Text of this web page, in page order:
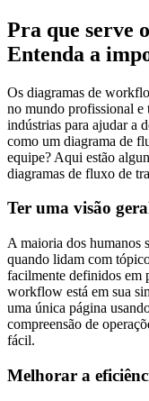
Pra que serve
Entenda a
Os diagramas de
no mundo profissional e
indústrias para ajudar a
como um diagrama de
equipe? Aqui estão
diagramas de fluxo de
Ter uma visão
A maioria dos humanos
quando lidam com
facilmente definidos em
workflow está em sua
uma única página
compreensão de
fácil.
Melhorar a